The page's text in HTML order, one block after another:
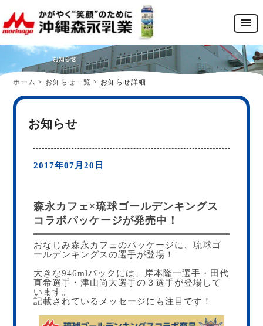
ホーム > お知らせ一覧 > お知らせ詳細
お知らせ
2017年07月20日
森永カフェ×琉球ゴールデンキングス
コラボパッケージが発売中！
おなじみ森永カフェのパッケージに、琉球ゴ
ールデンキングスの選手が登場！
大きな946mlパックには、岸本隆一選手・田代
直希選手・津山尚大選手の３選手が登場して
います。
記載されているメッセージにも注目です！